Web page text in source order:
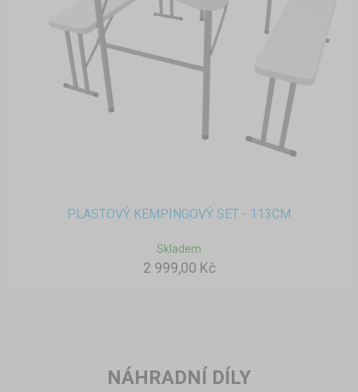
PLASTOVÝ KEMPINGOVÝ SET - 113CM
Skladem
2 999,00 Kč
NÁHRADNÍ DÍLY